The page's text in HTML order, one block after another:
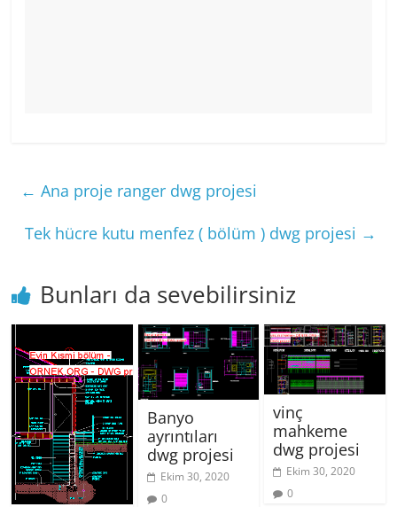
← Ana proje ranger dwg projesi
Tek hücre kutu menfez ( bölüm ) dwg projesi →
Bunları da sevebilirsiniz
Banyo
ayrıntıları
dwg projesi
Ekim 30, 2020
0
vinç
mahkeme
dwg projesi
Ekim 30, 2020
0